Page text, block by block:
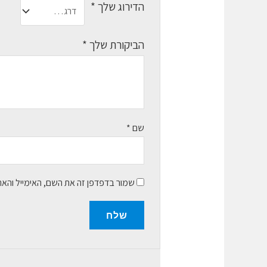
הדירוג שלך*
הביקורת שלך*
שם*
שמור בדפדפן זה את השם, האימייל